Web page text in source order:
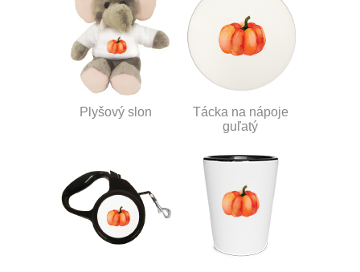
Plyšový slon
Tácka na nápoje
guľatý